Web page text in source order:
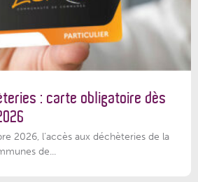
: carte obligatoire dès
2026, l’accès aux déchèteries de la
de...